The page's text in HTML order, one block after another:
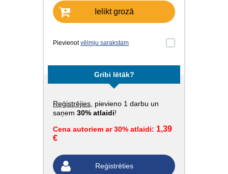
Ielikt grozā
Pievienotvēlmju sarakstam
Gribi lētāk?
Reģistrējies , pievieno 1 darbu un
saņem 30% atlaidi!
Cena autoriem ar 30% atlaidi: 1,39
€
Reģistrēties